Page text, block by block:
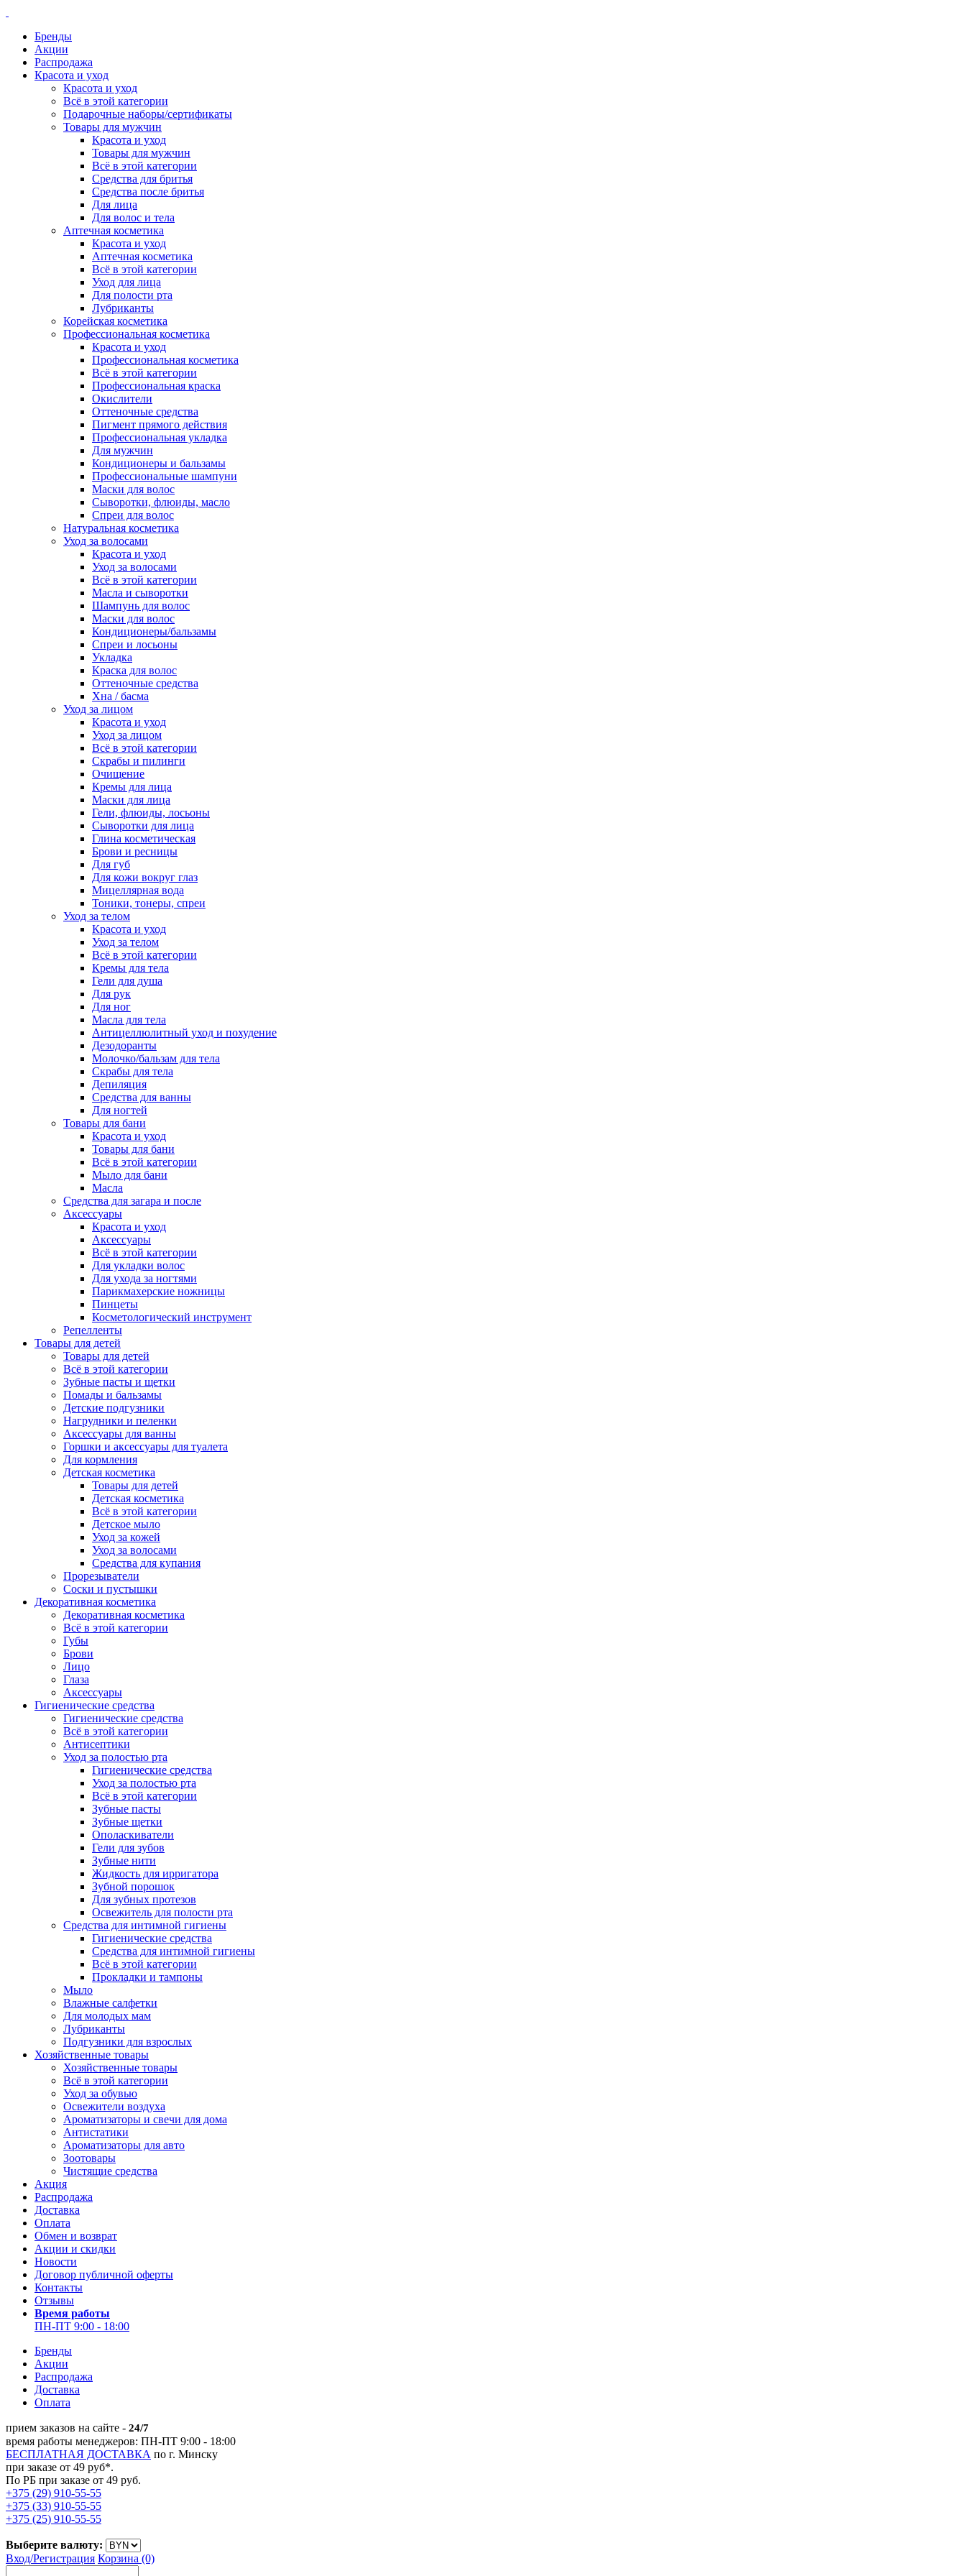
Бренды
Акции
Распродажа
Красота и уход
Красота и уход
Всё в этой категории
Подарочные наборы/сертификаты
Товары для мужчин
Красота и уход
Товары для мужчин
Всё в этой категории
Средства для бритья
Средства после бритья
Для лица
Для волос и тела
Аптечная косметика
Красота и уход
Аптечная косметика
Всё в этой категории
Уход для лица
Для полости рта
Лубриканты
Корейская косметика
Профессиональная косметика
Красота и уход
Профессиональная косметика
Всё в этой категории
Профессиональная краска
Окислители
Оттеночные средства
Пигмент прямого действия
Профессиональная укладка
Для мужчин
Кондиционеры и бальзамы
Профессиональные шампуни
Маски для волос
Сыворотки, флюиды, масло
Спреи для волос
Натуральная косметика
Уход за волосами
Красота и уход
Уход за волосами
Всё в этой категории
Масла и сыворотки
Шампунь для волос
Маски для волос
Кондиционеры/бальзамы
Спреи и лосьоны
Укладка
Краска для волос
Оттеночные средства
Хна / басма
Уход за лицом
Красота и уход
Уход за лицом
Всё в этой категории
Скрабы и пилинги
Очищение
Кремы для лица
Маски для лица
Гели, флюиды, лосьоны
Сыворотки для лица
Глина косметическая
Брови и ресницы
Для губ
Для кожи вокруг глаз
Мицеллярная вода
Тоники, тонеры, спреи
Уход за телом
Красота и уход
Уход за телом
Всё в этой категории
Кремы для тела
Гели для душа
Для рук
Для ног
Масла для тела
Антицеллюлитный уход и похудение
Дезодоранты
Молочко/бальзам для тела
Скрабы для тела
Депиляция
Средства для ванны
Для ногтей
Товары для бани
Красота и уход
Товары для бани
Всё в этой категории
Мыло для бани
Масла
Средства для загара и после
Аксессуары
Красота и уход
Аксессуары
Всё в этой категории
Для укладки волос
Для ухода за ногтями
Парикмахерские ножницы
Пинцеты
Косметологический инструмент
Репелленты
Товары для детей
Товары для детей
Всё в этой категории
Зубные пасты и щетки
Помады и бальзамы
Детские подгузники
Нагрудники и пеленки
Аксессуары для ванны
Горшки и аксессуары для туалета
Для кормления
Детская косметика
Товары для детей
Детская косметика
Всё в этой категории
Детское мыло
Уход за кожей
Уход за волосами
Средства для купания
Прорезыватели
Соски и пустышки
Декоративная косметика
Декоративная косметика
Всё в этой категории
Губы
Брови
Лицо
Глаза
Аксессуары
Гигиенические средства
Гигиенические средства
Всё в этой категории
Антисептики
Уход за полостью рта
Гигиенические средства
Уход за полостью рта
Всё в этой категории
Зубные пасты
Зубные щетки
Ополаскиватели
Гели для зубов
Зубные нити
Жидкость для ирригатора
Зубной порошок
Для зубных протезов
Освежитель для полости рта
Средства для интимной гигиены
Гигиенические средства
Средства для интимной гигиены
Всё в этой категории
Прокладки и тампоны
Мыло
Влажные салфетки
Для молодых мам
Лубриканты
Подгузники для взрослых
Хозяйственные товары
Хозяйственные товары
Всё в этой категории
Уход за обувью
Освежители воздуха
Ароматизаторы и свечи для дома
Антистатики
Ароматизаторы для авто
Зоотовары
Чистящие средства
Акция
Распродажа
Доставка
Оплата
Обмен и возврат
Акции и скидки
Новости
Договор публичной оферты
Контакты
Отзывы
Время работы
ПН-ПТ 9:00 - 18:00
Бренды
Акции
Распродажа
Доставка
Оплата
прием заказов на сайте - 24/7
время работы менеджеров: ПН-ПТ 9:00 - 18:00
БЕСПЛАТНАЯ ДОСТАВКА по г. Минску
при заказе от 49 руб*.
По РБ при заказе от 49 руб.
+375 (29) 910-55-55
+375 (33) 910-55-55
+375 (25) 910-55-55
Выберите валюту:
Вход/Регистрация Корзина (0)